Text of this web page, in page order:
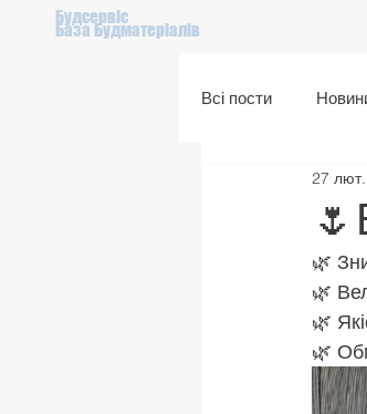
Будсервіс
База Будматеріалів
Всі пости
Подарунковий
27 лют.
🌿
🌿
🌿
🌿